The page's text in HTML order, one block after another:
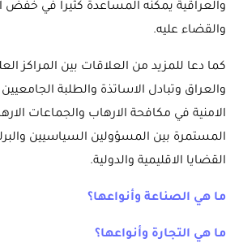
والعراقية يمكنه المساعدة كثيرا في خفض
والقضاء عليه.
كما دعا للمزيد من العلاقات بين المراكز
والعراق وتبادل الاساتذة والطلبة
الامنية في مكافحة الارهاب والجماعات
المستمرة بين المسؤولين السياسيين
القضايا الاقليمية والدولية.
ما هي الصناعة وأنواعها؟
ما هي التجارة وأنواعها؟